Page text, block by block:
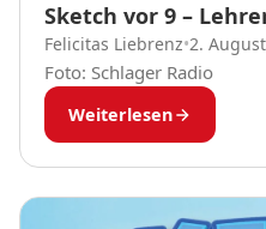
Sketch vor 9 –
Felicitas Liebrenz•2.
Foto: Schlager Radio
Weiterlesen